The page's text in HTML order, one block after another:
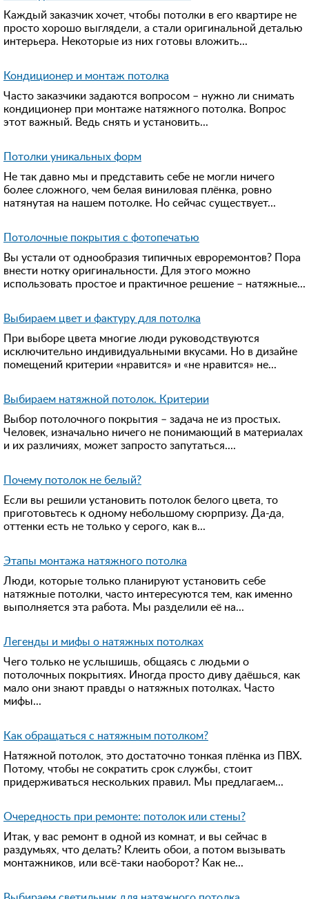
Каждый заказчик хочет, чтобы потолки в его квартире не
просто хорошо выглядели, а стали оригинальной деталью
интерьера. Некоторые из них готовы вложить...
Кондиционер и монтаж потолка
Часто заказчики задаются вопросом – нужно ли снимать
кондиционер при монтаже натяжного потолка. Вопрос
этот важный. Ведь снять и установить...
Потолки уникальных форм
Не так давно мы и представить себе не могли ничего
более сложного, чем белая виниловая плёнка, ровно
натянутая на нашем потолке. Но сейчас существует...
Потолочные покрытия с фотопечатью
Вы устали от однообразия типичных евроремонтов? Пора
внести нотку оригинальности. Для этого можно
использовать простое и практичное решение – натяжные...
Выбираем цвет и фактуру для потолка
При выборе цвета многие люди руководствуются
исключительно индивидуальными вкусами. Но в дизайне
помещений критерии «нравится» и «не нравится» не...
Выбираем натяжной потолок. Критерии
Выбор потолочного покрытия – задача не из простых.
Человек, изначально ничего не понимающий в материалах
и их различиях, может запросто запутаться....
Почему потолок не белый?
Если вы решили установить потолок белого цвета, то
приготовьтесь к одному небольшому сюрпризу. Да-да,
оттенки есть не только у серого, как в...
Этапы монтажа натяжного потолка
Люди, которые только планируют установить себе
натяжные потолки, часто интересуются тем, как именно
выполняется эта работа. Мы разделили её на...
Легенды и мифы о натяжных потолках
Чего только не услышишь, общаясь с людьми о
потолочных покрытиях. Иногда просто диву даёшься, как
мало они знают правды о натяжных потолках. Часто
мифы...
Как обращаться с натяжным потолком?
Натяжной потолок, это достаточно тонкая плёнка из ПВХ.
Потому, чтобы не сократить срок службы, стоит
придерживаться нескольких правил. Мы предлагаем...
Очередность при ремонте: потолок или стены?
Итак, у вас ремонт в одной из комнат, и вы сейчас в
раздумьях, что делать? Клеить обои, а потом вызывать
монтажников, или всё-таки наоборот? Как не...